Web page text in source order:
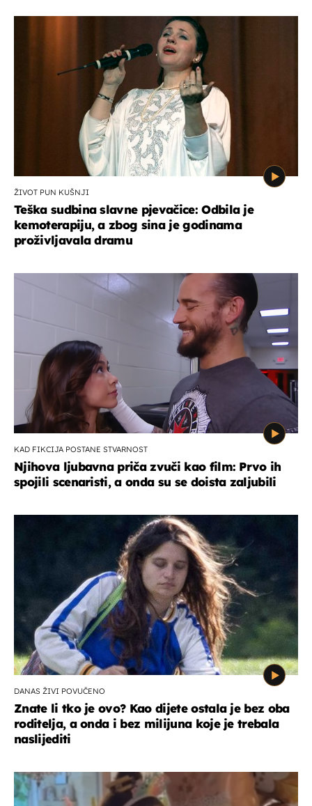
ŽIVOT PUN KUŠNJI
Teška sudbina slavne pjevačice: Odbila je
kemoterapiju, a zbog sina je godinama
proživljavala dramu
KAD FIKCIJA POSTANE STVARNOST
Njihova ljubavna priča zvuči kao film: Prvo ih
spojili scenaristi, a onda su se doista zaljubili
DANAS ŽIVI POVUČENO
Znate li tko je ovo? Kao dijete ostala je bez oba
roditelja, a onda i bez milijuna koje je trebala
naslijediti